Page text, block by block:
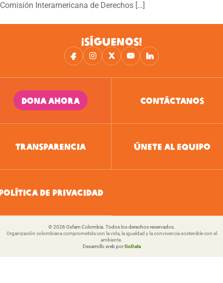
Comisión Interamericana de Derechos […]
¡SÍGUENOS!
DONA AHORA CONTÁCTANOS
TRANSPARENCIA ÚNETE AL EQUIPO
DE PRIVACIDAD
© 2026 Oxfam Colombia. Todos los derechos reservados.
Organización colombiana comprometida con la vida, la igualdad y la convivencia sostenible con el
ambiente.
Desarrollo web porGoData